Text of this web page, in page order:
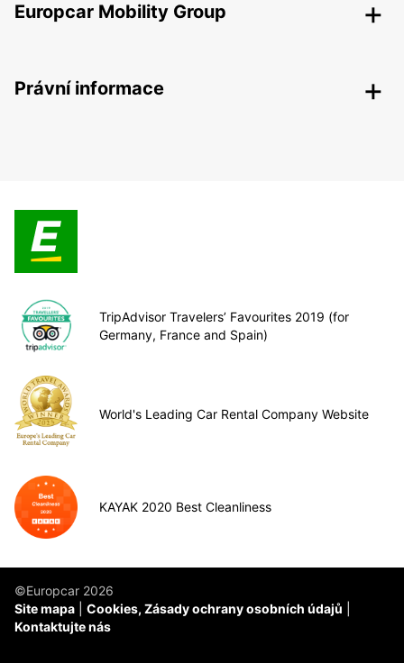
Europcar Mobility Group
Právní informace
TripAdvisor Travelers’ Favourites 2019 (for
Germany, France and Spain)
World's Leading Car Rental Company Website
KAYAK 2020 Best Cleanliness
©Europcar 2026
Site mapa
Cookies, Zásady ochrany osobních údajů
Kontaktujte nás